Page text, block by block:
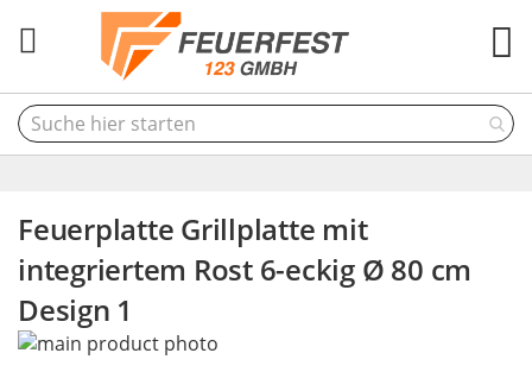
Feuerplatte Grillplatte mit
integriertem Rost 6-eckig Ø 80 cm
Design 1
Skip